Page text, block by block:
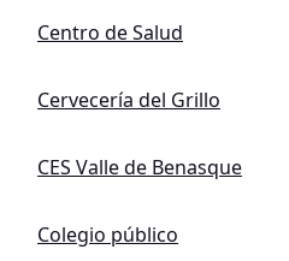
Centro de Salud
Cervecería del Grillo
CES Valle de Benasque
Colegio público